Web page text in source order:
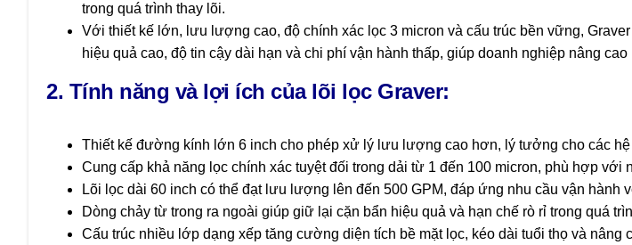
trong quá trình thay lõi.
Với thiết kế lớn, lưu lượng cao, độ chính xác lọc 3 micron và cấu trúc bền vững,
hiệu quả cao, độ tin cậy dài hạn và chi phí vận hành thấp, giúp doanh nghiệp nâng
2. Tính năng và lợi ích của lõi lọc Graver:
Thiết kế đường kính lớn 6 inch cho phép xử lý lưu lượng cao hơn, lý tưởng cho các
Cung cấp khả năng lọc chính xác tuyệt đối trong dải từ 1 đến 100 micron, phù hợp
Lõi lọc dài 60 inch có thể đạt lưu lượng lên đến 500 GPM, đáp ứng nhu cầu vận hành
Dòng chảy từ trong ra ngoài giúp giữ lại cặn bẩn hiệu quả và hạn chế rò rỉ trong quá
Cấu trúc nhiều lớp dạng xếp tăng cường diện tích bề mặt lọc, kéo dài tuổi thọ và nâng